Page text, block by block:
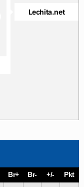
Lechita.net
Br+ Br- +/- Pkt